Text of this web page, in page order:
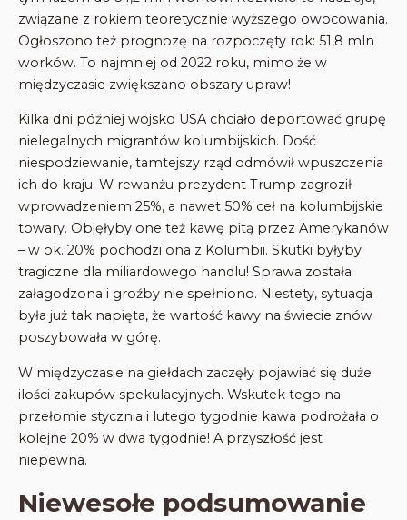
związane z rokiem teoretycznie wyższego owocowania.
Ogłoszono też prognozę na rozpoczęty rok: 51,8 mln
worków. To najmniej od 2022 roku, mimo że w
międzyczasie zwiększano obszary upraw!
Kilka dni później wojsko USA chciało deportować grupę
nielegalnych migrantów kolumbijskich. Dość
niespodziewanie, tamtejszy rząd odmówił wpuszczenia
ich do kraju. W rewanżu prezydent Trump zagroził
wprowadzeniem 25%, a nawet 50% ceł na kolumbijskie
towary. Objęłyby one też kawę pitą przez Amerykanów
– w ok. 20% pochodzi ona z Kolumbii. Skutki byłyby
tragiczne dla miliardowego handlu! Sprawa została
załagodzona i groźby nie spełniono. Niestety, sytuacja
była już tak napięta, że wartość kawy na świecie znów
poszybowała w górę.
W międzyczasie na giełdach zaczęły pojawiać się duże
ilości zakupów spekulacyjnych. Wskutek tego na
przełomie stycznia i lutego tygodnie kawa podrożała o
kolejne 20% w dwa tygodnie! A przyszłość jest
niepewna.
Niewesołe podsumowanie